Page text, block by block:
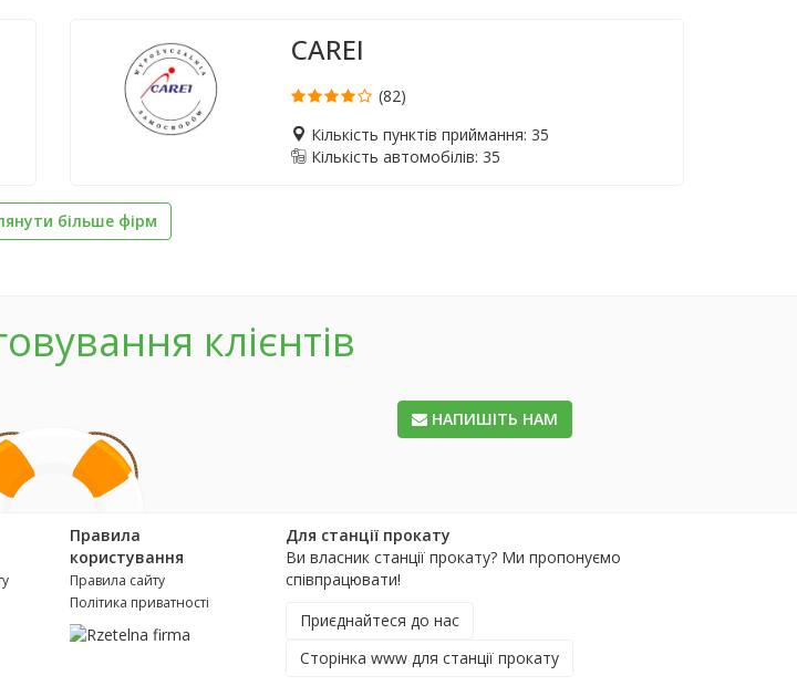
CAREI
(82)
Кількість пунктів приймання: 35
Кількість автомобілів: 35
більше фірм
клієнтів
НАПИШІТЬ НАМ
Правила
користування
Правила сайту
Політика приватності
Для станції прокату
Ви власник станції прокату? Ми пропонуємо
співпрацювати!
Приєднайтеся до нас
Сторінка www для станції прокату